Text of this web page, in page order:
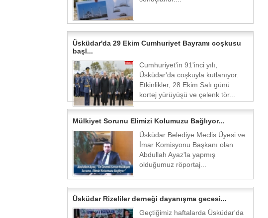
Üsküdar'da 29 Ekim Cumhuriyet Bayramı coşkusu
başl...
Cumhuriyet'in 91'inci yılı,
Üsküdar'da coşkuyla kutlanıyor.
Etkinlikler, 28 Ekim Salı günü
kortej yürüyüşü ve çelenk tör...
Mülkiyet Sorunu Elimizi Kolumuzu Bağlıyor...
Üsküdar Belediye Meclis Üyesi ve
İmar Komisyonu Başkanı olan
Abdullah Ayaz'la yapmış
olduğumuz röportaj...
Üsküdar Rizeliler derneği dayanışma gecesi...
Geçtiğimiz haftalarda Üsküdar'da